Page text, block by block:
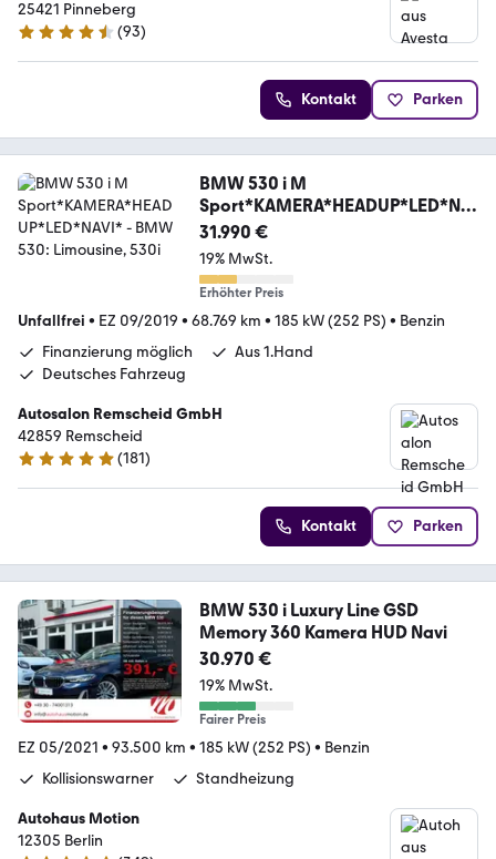
25421 Pinneberg
4.6 Sterne
(93)
Kontakt Parken
BMW 530 i M
Sport*KAMERA*HEADUP*LED*NA
VI*
31.990 €
19% MwSt.
Erhöhter Preis
Unfallfrei • EZ 09/2019 • 68.769 km • 185 kW (252 PS) • Benzin
Finanzierung möglich
Aus 1.Hand
Deutsches Fahrzeug
Autosalon Remscheid GmbH
42859 Remscheid
4.9 Sterne
(181)
Kontakt Parken
BMW 530 i Luxury Line GSD
Memory 360 Kamera HUD Navi
30.970 €
19% MwSt.
Fairer Preis
EZ 05/2021 • 93.500 km • 185 kW (252 PS) • Benzin
Kollisionswarner
Standheizung
Autohaus Motion
12305 Berlin